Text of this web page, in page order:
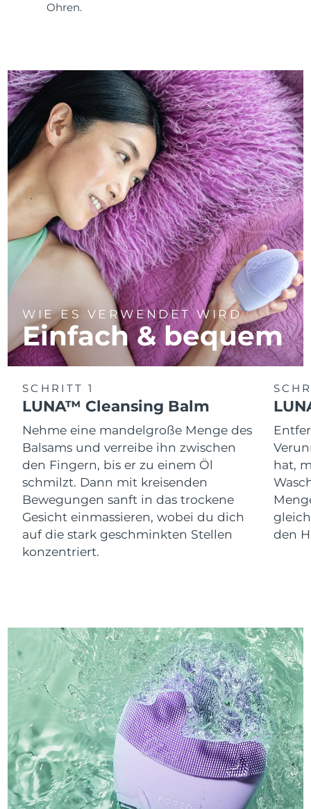
Ohren.
WIE ES VERWENDET WIRD
Einfach & bequem
SCHRITT 1
LUNA™ Cleansing Balm
Nehme eine mandelgroße Menge des
Balsams und verreibe ihn zwischen
den Fingern, bis er zu einem Öl
schmilzt. Dann mit kreisenden
Bewegungen sanft in das trockene
Gesicht einmassieren, wobei du dich
auf die stark geschminkten Stellen
konzentriert.
hat,
den